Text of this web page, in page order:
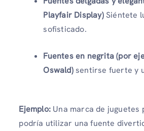
Playfair Display)Siéntete
sofisticado.
Fuentes en negrita (por
Oswald)sentirse fuerte y
Ejemplo: Una marca de juguetes
podría utilizar una fuente